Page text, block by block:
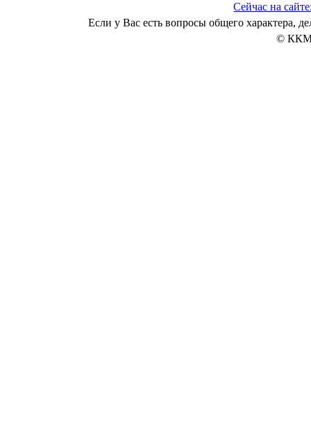
Сейчас на
Если у Вас есть вопросы общего характера,
© ККМ